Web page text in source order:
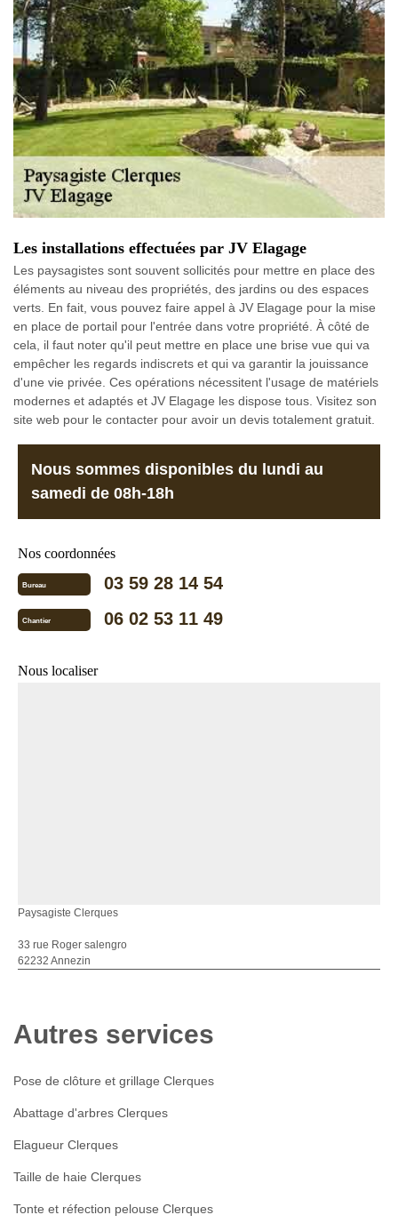
Les installations effectuées par JV Elagage
Les paysagistes sont souvent sollicités pour mettre en place des
éléments au niveau des propriétés, des jardins ou des espaces
verts. En fait, vous pouvez faire appel à JV Elagage pour la mise
en place de portail pour l'entrée dans votre propriété. À côté de
cela, il faut noter qu'il peut mettre en place une brise vue qui va
empêcher les regards indiscrets et qui va garantir la jouissance
d'une vie privée. Ces opérations nécessitent l'usage de matériels
modernes et adaptés et JV Elagage les dispose tous. Visitez son
site web pour le contacter pour avoir un devis totalement gratuit.
Nous sommes disponibles du lundi au
samedi de 08h-18h
Nos coordonnées
Bureau 03 59 28 14 54
Chantier 06 02 53 11 49
Nous localiser
Paysagiste Clerques
33 rue Roger salengro
62232 Annezin
Autres services
Pose de clôture et grillage Clerques
Abattage d'arbres Clerques
Elagueur Clerques
Taille de haie Clerques
Tonte et réfection pelouse Clerques